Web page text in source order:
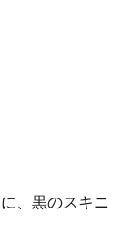
、黒のスキニ